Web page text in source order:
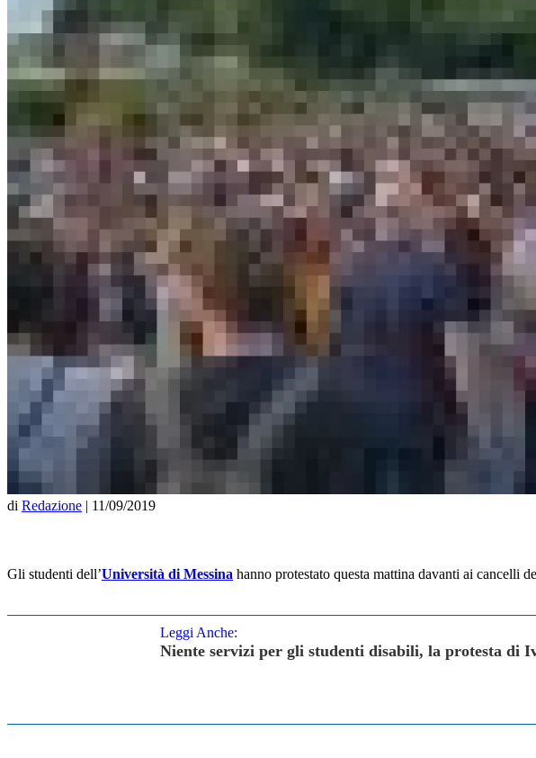
di Redazione | 11/09/2019
Gli studenti dell’Università di Messina hanno protestato questa mattina davanti ai cancelli
Leggi Anche:
Niente servizi per gli studenti disabili, la protesta di